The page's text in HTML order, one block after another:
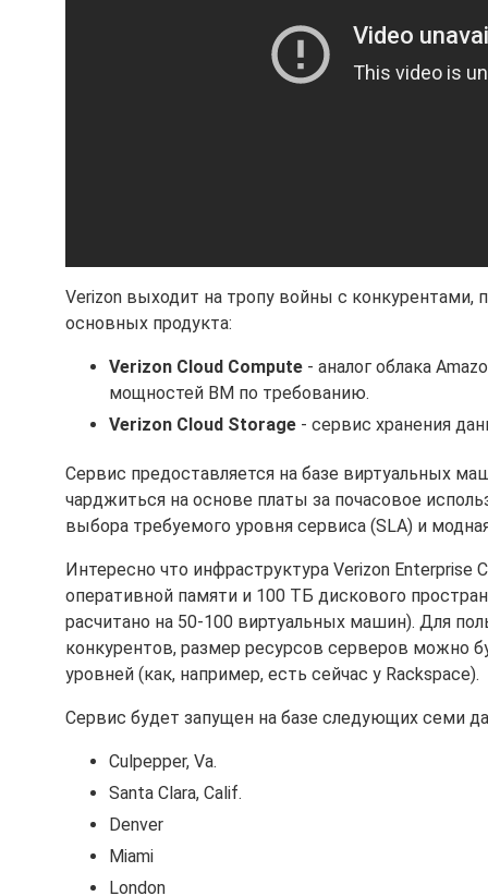
Verizon выходит на тропу войны с конкурентами,
основных продукта:
Verizon Cloud Compute - аналог облака
мощностей ВМ по требованию.
Verizon Cloud Storage - сервис хранения
Сервис предоставляется на базе виртуальных
чарджиться на основе платы за почасовое
выбора требуемого уровня сервиса (SLA) и
Интересно что инфраструктура Verizon
оперативной памяти и 100 ТБ дискового
расчитано на 50-100 виртуальных машин). Для
конкурентов, размер ресурсов серверов можно
уровней (как, например, есть сейчас у Rackspace).
Сервис будет запущен на базе следующих семи
Culpepper, Va.
Santa Clara, Calif.
Denver
Miami
London